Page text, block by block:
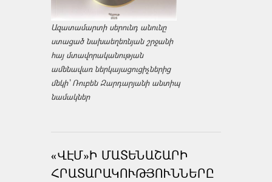
Ազատամարտի սերունդ անունը
ստացած նախաեղեռնյան շրջանի
հայ մտավորականության
ամենավառ ներկայացուցիչներից
մեկի՝ Ռուբեն Զարդարյանի անտիպ
նամակներ
«ՎԷՄ»Ի ՄԱՏԵՆԱՇԱՐԻ
ՀՐԱՏԱՐԱԿՈՒԹՅՈՒՆՆԵՐԸ